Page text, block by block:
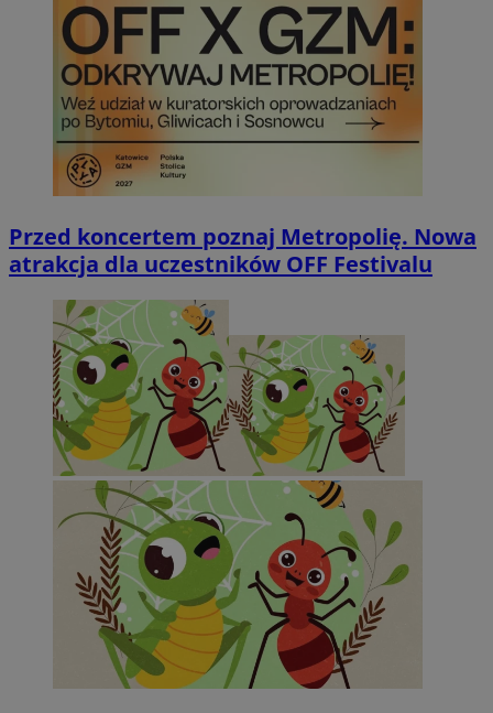
Przed koncertem poznaj Metropolię. Nowa
atrakcja dla uczestników OFF Festivalu